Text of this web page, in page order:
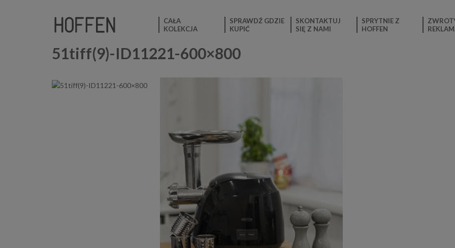
CAŁA
KOLEKCJA
SPRAWDŹ GDZIE
KUPIĆ
SKONTAKTUJ
SIĘ Z NAMI
SPRYTNIE Z
HOFFEN
51tiff(9)-ID11221-600×800